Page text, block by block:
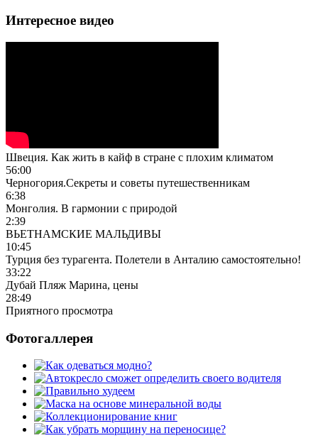
Интересное видео
Швеция. Как жить в кайф в стране с плохим климатом
56:00
Черногория.Секреты и советы путешественникам
6:38
Монголия. В гармонии с природой
2:39
ВЬЕТНАМСКИЕ МАЛЬДИВЫ
10:45
Турция без турагента. Полетели в Анталию самостоятельно!
33:22
Дубай Пляж Марина, цены
28:49
Приятного просмотра
Фотогаллерея